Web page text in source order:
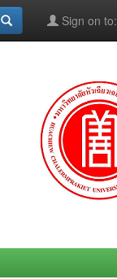
Sign on to: